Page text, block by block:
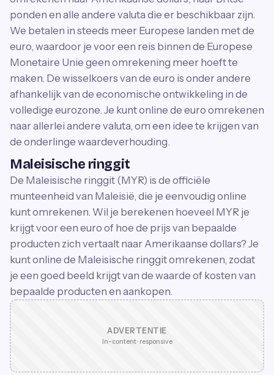
ponden en alle andere valuta die er beschikbaar zijn.
We betalen in steeds meer Europese landen met de
euro, waardoor je voor een reis binnen de Europese
Monetaire Unie geen omrekening meer hoeft te
maken. De wisselkoers van de euro is onder andere
afhankelijk van de economische ontwikkeling in de
volledige eurozone. Je kunt online de euro omrekenen
naar allerlei andere valuta, om een idee te krijgen van
de onderlinge waardeverhouding.
Maleisische ringgit
De Maleisische ringgit (MYR) is de officiële
munteenheid van Maleisië, die je eenvoudig online
kunt omrekenen. Wil je berekenen hoeveel MYR je
krijgt voor een euro of hoe de prijs van bepaalde
producten zich vertaalt naar Amerikaanse dollars? Je
kunt online de Maleisische ringgit omrekenen, zodat
je een goed beeld krijgt van de waarde of kosten van
bepaalde producten en aankopen.
ADVERTENTIE
In-content · responsive